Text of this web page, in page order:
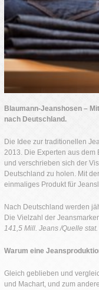
Blaumann-Jeanshosen –
nach Deutschland.
Die Idee zur traditionellen
2013. Die Experten aus dem
und verschrieben sich der
Deutschland zu holen. Mit
einmaliges Produkt für
Nach Deutschland werden
Die Vielzahl der
141,5 Mill. Jeans /Quelle
Warum eine
Gleich geblieben und
und Machart, und zum